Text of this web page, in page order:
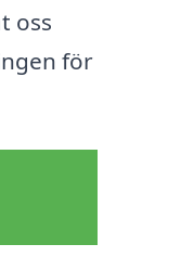
oss
för